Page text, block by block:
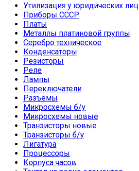
Утилизация у юридических лиц
Приборы СССР
Платы
Металлы платиновой группы
Серебро техническое
Конденсаторы
Резисторы
Реле
Лампы
Переключатели
Разъемы
Микросхемы б/у
Микросхемы новые
Транзисторы новые
Транзисторы б/у
Лигатура
Процессоры
Корпуса часов